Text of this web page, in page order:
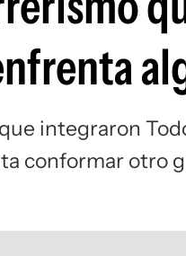
integraron
conformar otro